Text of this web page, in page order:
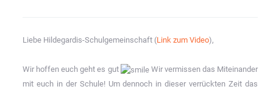
Liebe Hildegardis-Schulgemeinschaft (Link zum Video),
Wir hoffen euch geht es gut
Wir vermissen das Miteinander
mit euch in der Schule! Um dennoch in dieser verrückten Zeit das